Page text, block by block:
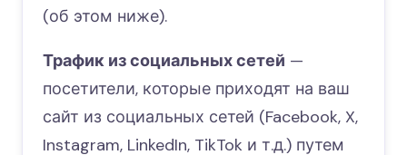
(об этом ниже).
Трафик из социальных сетей —
посетители, которые приходят на ваш
сайт из социальных сетей (Facebook, X,
Instagram, LinkedIn, TikTok и т.д.) путем